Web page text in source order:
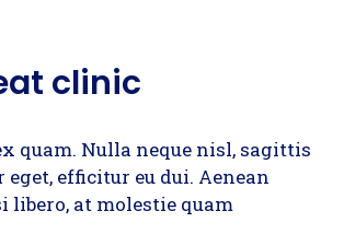
clinic
quam. Nulla neque nisl, sagittis
efficitur eu dui. Aenean
libero, at molestie quam